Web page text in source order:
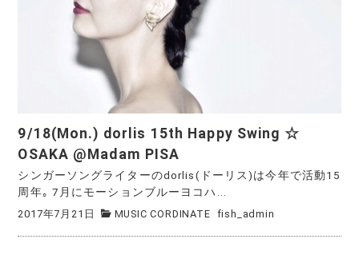
9/18(Mon.) dorlis 15th Happy Swing ☆
OSAKA @Madam PISA
シンガーソングライターのdorlis(ドーリス)は今年で活動15
周年｡ 7月にモーションブルーヨコハ...
2017年7月21日 MUSIC CORDINATE fish_admin